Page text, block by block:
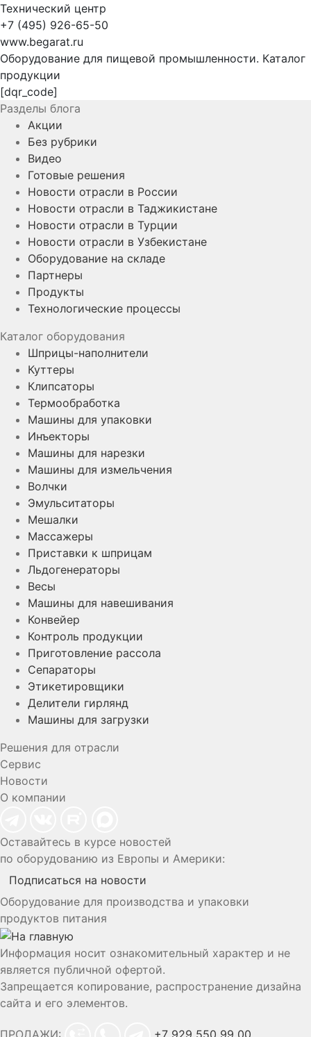
Технический центр
+7 (495) 926-65-50
www.begarat.ru
Оборудование для пищевой промышленности. Каталог
продукции
[dqr_code]
Разделы блога
Акции
Без рубрики
Видео
Готовые решения
Новости отрасли в России
Новости отрасли в Таджикистане
Новости отрасли в Турции
Новости отрасли в Узбекистане
Оборудование на складе
Партнеры
Продукты
Технологические процессы
Каталог оборудования
Шприцы-наполнители
Куттеры
Клипсаторы
Термообработка
Машины для упаковки
Инъекторы
Машины для нарезки
Машины для измельчения
Волчки
Эмульситаторы
Мешалки
Массажеры
Приставки к шприцам
Льдогенераторы
Весы
Машины для навешивания
Конвейер
Контроль продукции
Приготовление рассола
Сепараторы
Этикетировщики
Делители гирлянд
Машины для загрузки
Решения для отрасли
Сервис
Новости
О компании
Оставайтесь в курсе новостей
по оборудованию из Европы и Америки:
Подписаться на новости
Оборудование для производства и упаковки
продуктов питания
Информация носит ознакомительный характер и не
является публичной офертой.
Запрещается копирование, распространение дизайна
сайта и его элементов.